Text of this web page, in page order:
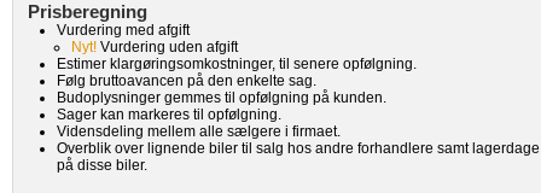
Prisberegning
Vurdering med afgift
Nyt! Vurdering uden afgift
Estimer klargøringsomkostninger, til senere opfølgning.
Følg bruttoavancen på den enkelte sag.
Budoplysninger gemmes til opfølgning på kunden.
Sager kan markeres til opfølgning.
Vidensdeling mellem alle sælgere i firmaet.
Overblik over lignende biler til salg hos andre forhandlere samt lagerdage
på disse biler.